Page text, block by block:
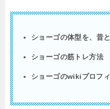
ショーゴの体型を、昔
ショーゴの筋トレ方法
ショーゴのwikiプロフ